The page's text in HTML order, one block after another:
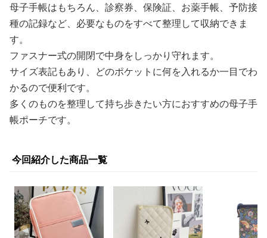
母子手帳はもちろん、診察券、保険証、お薬手帳、予防接
種の記録など、必要なものをすべて整理して収納できま
す。
ファスナー式の開閉で中身をしっかり守れます。
サイズ表記もあり、どのポケットに何を入れるか一目でわ
かるので便利です。
多くのものを整理して持ち歩きたい方におすすめの母子手
帳ポーチです。
今回紹介した商品一覧